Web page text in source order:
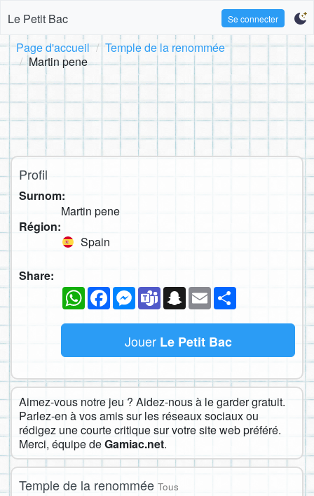
Le Petit Bac Se connecter
Page d'accueil
Temple de la renommée
Martin pene
Profil
Surnom:
Martin pene
Région:
Spain
Share:
WhatsAppFacebookMessenger
TeamsSnapchat
Email
Jouer Le Petit Bac
Aimez-vous notre jeu ? Aidez-nous à le garder gratuit.
Parlez-en à vos amis sur les réseaux sociaux ou
rédigez une courte critique sur votre site web préféré.
Merci, équipe deGamiac.net.
Temple de la renommée Tous